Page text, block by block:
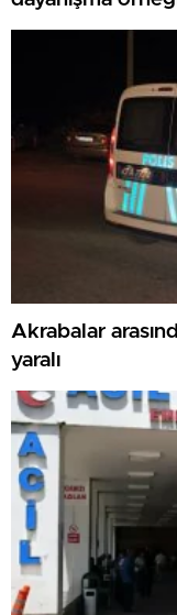
Akrabalar
yaralı